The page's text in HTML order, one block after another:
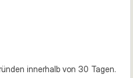
innerhalb von 30 Tagen.